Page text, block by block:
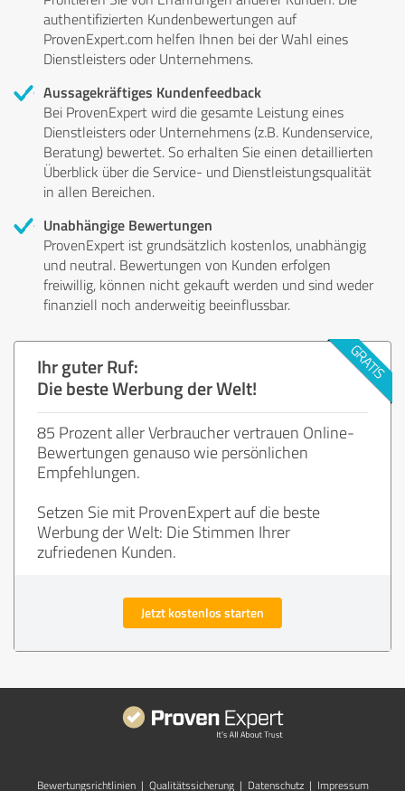
authentifizierten Kundenbewertungen auf
ProvenExpert.com helfen Ihnen bei der Wahl eines
Dienstleisters oder Unternehmens.
Aussagekräftiges Kundenfeedback
Bei ProvenExpert wird die gesamte Leistung eines
Dienstleisters oder Unternehmens (z.B. Kundenservice,
Beratung) bewertet. So erhalten Sie einen detaillierten
Überblick über die Service- und Dienstleistungsqualität
in allen Bereichen.
Unabhängige Bewertungen
ProvenExpert ist grundsätzlich kostenlos, unabhängig
und neutral. Bewertungen von Kunden erfolgen
freiwillig, können nicht gekauft werden und sind weder
finanziell noch anderweitig beeinflussbar.
Ihr guter Ruf:
Die beste Werbung der Welt!
85 Prozent aller Verbraucher vertrauen Online-
Bewertungen genauso wie persönlichen
Empfehlungen.
Setzen Sie mit ProvenExpert auf die beste
Werbung der Welt: Die Stimmen Ihrer
zufriedenen Kunden.
Jetzt kostenlos starten
Bewertungs­richtlinien | Qualitätssicherung | Datenschutz | Impressum